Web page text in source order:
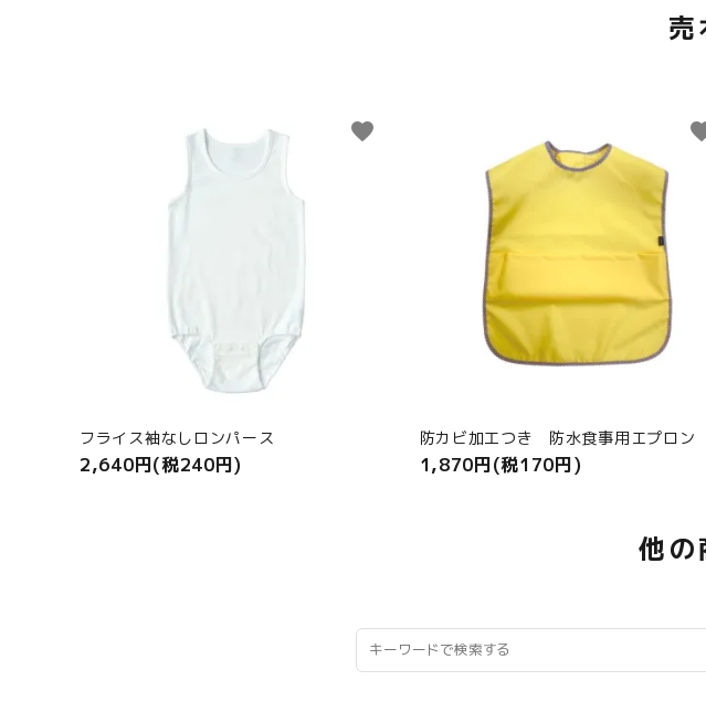
売
フライス袖なしロンパース
2,640円(税240円)
favorite
防カビ加工つき 防水食事用エプロン
1,870円(税170円)
他の